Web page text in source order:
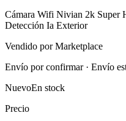
Cámara Wifi Nivian 2k Super
Detección Ia Exterior
Vendido por Marketplace
Envío por confirmar · Envío
NuevoEn stock
Precio